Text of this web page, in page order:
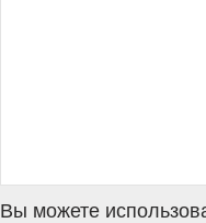
Вы можете